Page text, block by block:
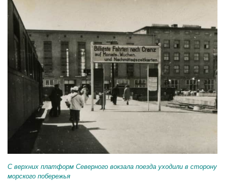
С верхних платформ Северного вокзала поезда уходили в сторону
морского побережья